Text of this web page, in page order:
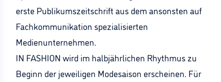
erste Publikumszeitschrift aus dem ansonsten auf
Fachkommunikation spezialisierten
Medienunternehmen.
IN FASHION wird im halbjährlichen Rhythmus zu
Beginn der jeweiligen Modesaison erscheinen. Für